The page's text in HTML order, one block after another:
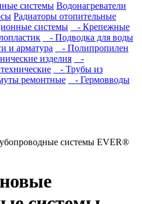
системы Водонагреватели
Радиаторы отопительные
системы
- Крепежные
- Подводка для воды
и арматура
- Полипропилен
изделия
-
- Трубы из
ремонтные
- Гермовводы
системы EVER®